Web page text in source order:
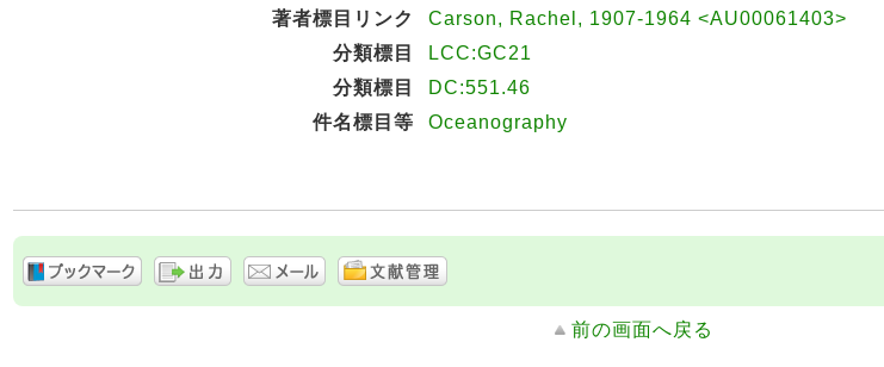
著者標目リンク
Carson, Rachel, 1907-1964 <AU00061403>
分類標目
LCC:GC21
分類標目
DC:551.46
件名標目等
Oceanography
前の画面へ戻る